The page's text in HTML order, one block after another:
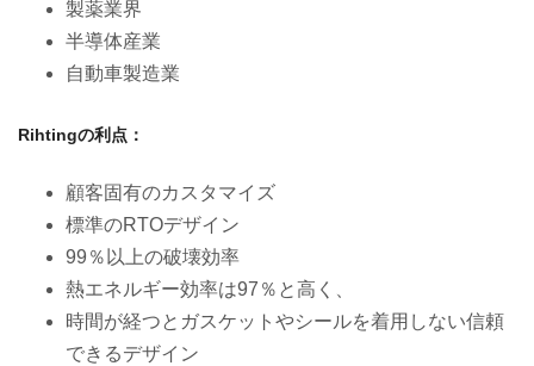
製薬業界
半導体産業
自動車製造業
Rihtingの利点：
顧客固有のカスタマイズ
標準のRTOデザイン
99％以上の破壊効率
熱エネルギー効率は97％と高く、
時間が経つとガスケットやシールを着用しない信頼
できるデザイン